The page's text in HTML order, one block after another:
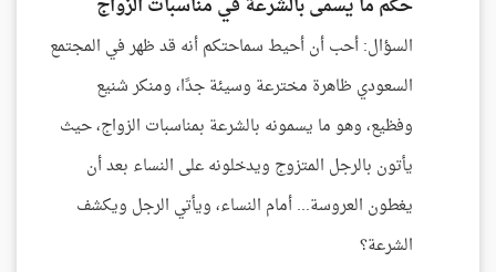
حكم ما يسمى بالشرعة في مناسبات الزواج
السؤال: أحب أن أحيط سماحتكم أنه قد ظهر في المجتمع
السعودي ظاهرة مخترعة وسيئة جدًا، ومنكر شنيع
وفظيع، وهو ما يسمونه بالشرعة بمناسبات الزواج، حيث
يأتون بالرجل المتزوج ويدخلونه على النساء بعد أن
يغطون العروسة... أمام النساء، ويأتي الرجل ويكشف
الشرعة؟